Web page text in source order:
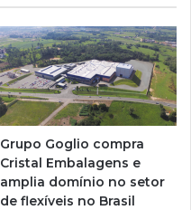
Grupo Goglio compra
Cristal Embalagens e
amplia domínio no setor
de flexíveis no Brasil